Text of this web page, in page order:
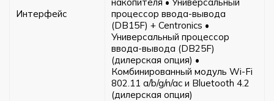
Интерфейс
процессор ввода-вывода
(DB15F) + Centronics •
Универсальный процессор
ввода-вывода (DB25F)
(дилерская опция) •
Комбинированный модуль Wi-Fi
802.11 a/b/g/n/ac и Bluetooth 4.2
(дилерская опция)